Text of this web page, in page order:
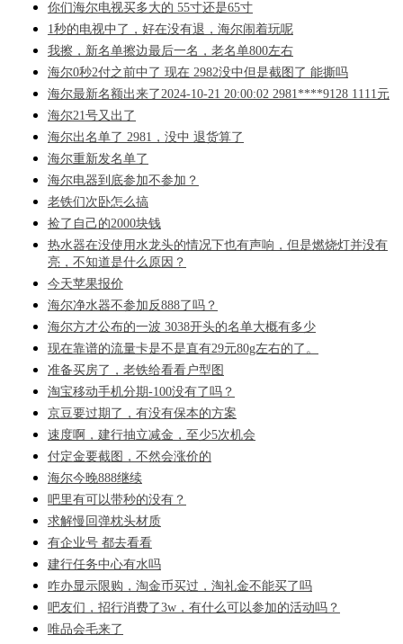
你们海尔电视买多大的 55寸还是65寸
1秒的电视中了，好在没有退，海尔闹着玩呢
我擦，新名单擦边最后一名，老名单800左右
海尔0秒2付之前中了 现在 2982没中但是截图了 能撕吗
海尔最新名额出来了2024-10-21 20:00:02 2981****9128 1111元
海尔21号又出了
海尔出名单了 2981，没中 退货算了
海尔重新发名单了
海尔电器到底参加不参加？
老铁们次卧怎么搞
捡了自己的2000块钱
热水器在没使用水龙头的情况下也有声响，但是燃烧灯并没有
亮，不知道是什么原因？
今天苹果报价
海尔净水器不参加反888了吗？
海尔方才公布的一波 3038开头的名单大概有多少
现在靠谱的流量卡是不是直有29元80g左右的了。
准备买房了，老铁给看看户型图
淘宝移动手机分期-100没有了吗？
京豆要过期了，有没有保本的方案
速度啊，建行抽立减金，至少5次机会
付定金要截图，不然会涨价的
海尔今晚888继续
吧里有可以带秒的没有？
求解慢回弹枕头材质
有企业号 都去看看
建行任务中心有水吗
咋办显示限购，淘金币买过，淘礼金不能买了吗
吧友们，招行消费了3w，有什么可以参加的活动吗？
唯品会毛来了